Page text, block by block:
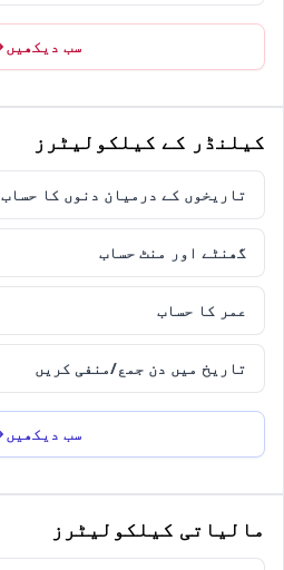
سب دیکھیں
کیلنڈر کے کیلکولیٹرز
تاریخوں کے درمیان دنوں کا حساب
گھنٹے اور منٹ حساب
عمر کا حساب
تاریخ میں دن جمع/منفی کریں
سب دیکھیں
مالیاتی کیلکولیٹرز